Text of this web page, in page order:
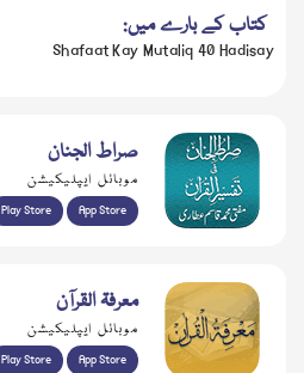
ڈاؤن لوڈ کریں
کتاب کے بارے میں:
Shafaat Kay Mutaliq 40 Hadisay
صراط الجنان
موبائل ایپلیکیشن
Play Store App Store
معرفۃ القرآن
موبائل ایپلیکیشن
Play Store App Store